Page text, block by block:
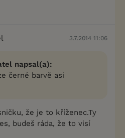
3.7.2014 11:06
napsal(a):
černé barvě asi
že je to kříženec.Ty
budeš ráda, že to visí